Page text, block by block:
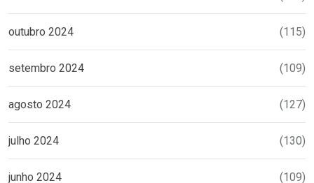
outubro 2024 (115)
setembro 2024 (109)
agosto 2024 (127)
julho 2024 (130)
junho 2024 (109)